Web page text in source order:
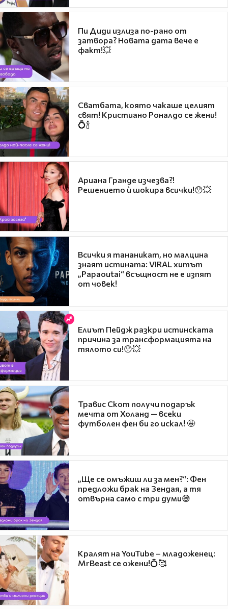
Пи Диди излиза по-рано от
затвора? Новата дата вече е
факт!💥
Сватбата, която чакаше целият
свят! Кристиано Роналдо се жени!
💍🍾
Ариана Гранде изчезва?!
Решението ѝ шокира всички!😯💥
Всички я тананикат, но малцина
знаят истината: VIRAL хитът
„Papaoutai“ всъщност не е изпят
от човек!
Елиът Пейдж разкри истинската
причина за трансформацията на
тялото си!😯💥
Травис Скот получи подарък
мечта от Холанд — всеки
футболен фен би го искал! 🤩
„Ще се омъжиш ли за мен?“: Фен
предложи брак на Зендая, а тя
отвърна само с три думи😅
Кралят на YouTube – младоженец:
MrBeast се ожени!💍🥰